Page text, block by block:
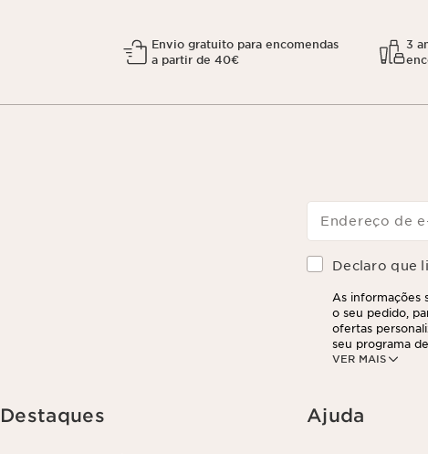
Envio gratuito para encomendas
a partir de 40€
3
Endereço de
Declaro que
VER MAIS
As informações
o seu pedido,
ofertas
seu programa
partir do seu
clicando aqui
Destaques Ajuda